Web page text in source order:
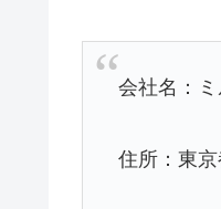
会社名：ミ
住所：東